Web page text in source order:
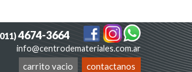
info@centrodemateriales.com.ar
4674-3664
contactanos
carrito vacio